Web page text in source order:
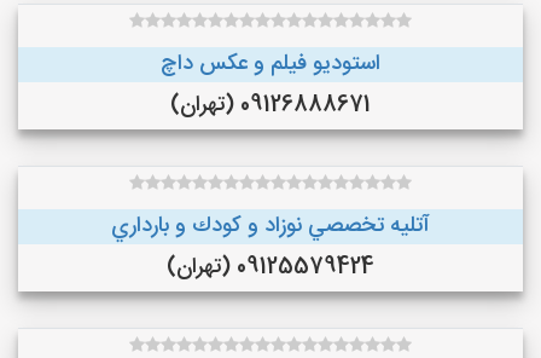
استودیو فیلم و عکس داچ
09126888671 (تهران)
آتليه تخصصي نوزاد و كودك و بارداري
09125579424 (تهران)